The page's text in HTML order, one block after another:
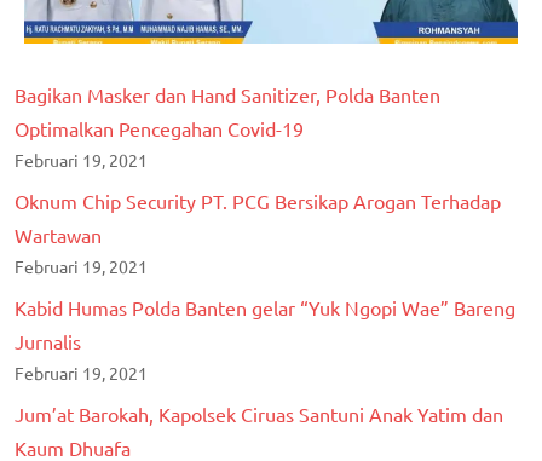
Bagikan Masker dan Hand Sanitizer, Polda Banten
Optimalkan Pencegahan Covid-19
Februari 19, 2021
Oknum Chip Security PT. PCG Bersikap Arogan Terhadap
Wartawan
Februari 19, 2021
Kabid Humas Polda Banten gelar “Yuk Ngopi Wae” Bareng
Jurnalis
Februari 19, 2021
Jum’at Barokah, Kapolsek Ciruas Santuni Anak Yatim dan
Kaum Dhuafa